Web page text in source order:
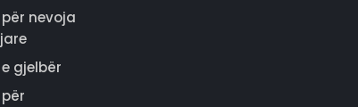
për nevoja
gjelbër